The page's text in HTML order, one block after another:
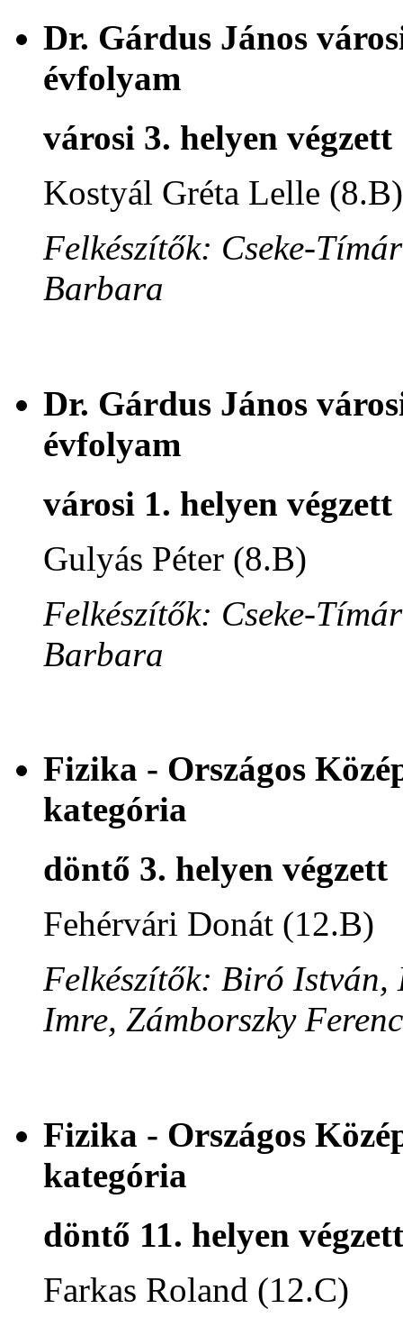
Dr. Gárdus János
évfolyam
városi 3. helyen végzett
Kostyál Gréta Lelle (8.B)
Felkészítők: Cseke-
Barbara
Dr. Gárdus János
évfolyam
városi 1. helyen végzett
Gulyás Péter (8.B)
Felkészítők: Cseke-
Barbara
Fizika - Országos
kategória
döntő 3. helyen végzett
Fehérvári Donát (12.B)
Felkészítők: Biró István,
Imre, Zámborszky Ferenc
Fizika - Országos
kategória
döntő 11. helyen végzett
Farkas Roland (12.C)